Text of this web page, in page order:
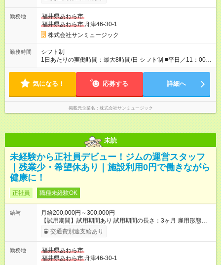
勤務地
福井県あわら市
福井県あわら市舟津46-30-1
株式会社サンミュージック
勤務時間
シフト制
1日あたりの実働時間：最大8時間/日 シフト制 ■平日／11：00～
20：00 ■土日祝／10：00～19：00 ★残業は月数回、30分～1時
気になる！ 応募する 詳細へ
掲載元企業名 株式会社サンミュージック
未読
未経験から正社員デビュー！ジムの運営スタッフ
｜残業少・希望休あり｜施設利用0円で働きながら
健康に！
正社員 職種未経験OK
給与
月給200,000円～300,000円
【試用期間】試用期間あり 試用期間の長さ：3ヶ月 雇用形態、
給与は本採用時と同じです。
交通費別途支給あり
勤務地
福井県あわら市
福井県あわら市舟津46-30-1